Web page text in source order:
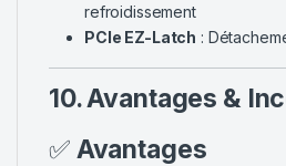
refroidissement
PCIe EZ-Latch :
10. Avantages &
✅ Avantages